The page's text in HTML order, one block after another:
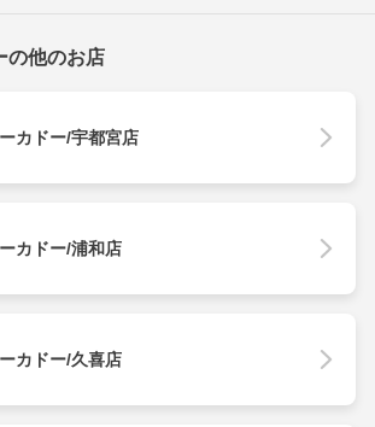
の他のお店
カドー/宇都宮店
カドー/浦和店
カドー/久喜店